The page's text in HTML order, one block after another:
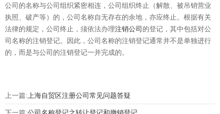
公司的名称与公司组织紧密相连，公司组织终止（解散、被吊销营业
执照、破产等）的，公司名称自无存在的余地，亦应终止。根据有关
法律的规定，公司终止，须依法办理注销公司 的登记，其中包括对公
司名称的注销登记。因此，公司名称的注销登记通常并不是单独进行
的，而是与公司的注销登记一并完成的。
上一篇: 上海自贸区注册公司常见问题答疑